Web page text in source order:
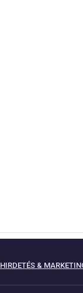
HIRDETÉS &